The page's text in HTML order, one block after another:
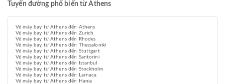
Tuyến đường phổ biến từ Athens
Vé máy bay từ Athens đến Athens
Vé máy bay từ Athens đến Zurich
Vé máy bay từ Athens đến Rhodes
Vé máy bay từ Athens đến Thessaloniki
Vé máy bay từ Athens đến Stuttgart
Vé máy bay từ Athens đến Santorini
Vé máy bay từ Athens đến Istanbul
Vé máy bay từ Athens đến Stockholm
Vé máy bay từ Athens đến Larnaca
Vé máy bay từ Athens đến Hania